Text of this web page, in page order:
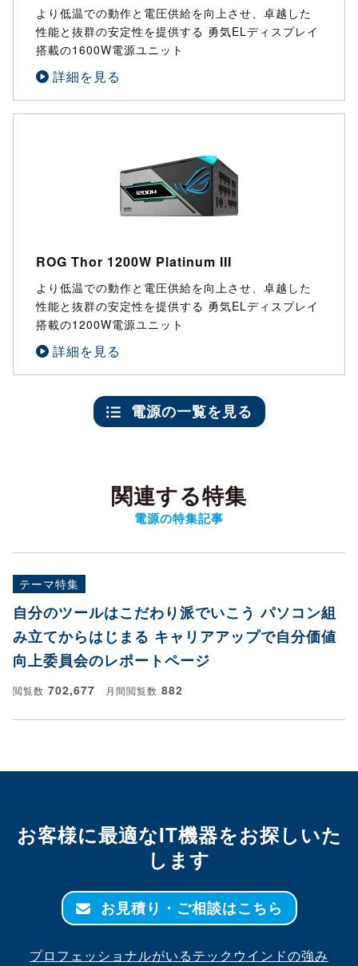
より低温での動作と電圧供給を向上させ、卓越した
性能と抜群の安定性を提供する 勇気ELディスプレイ
搭載の1600W電源ユニット
詳細を見る
ROG Thor 1200W Platinum III
より低温での動作と電圧供給を向上させ、卓越した
性能と抜群の安定性を提供する 勇気ELディスプレイ
搭載の1200W電源ユニット
詳細を見る
電源の一覧を見る
関連する特集
電源の特集記事
テーマ特集
自分のツールはこだわり派でいこう パソコン組
み立てからはじまる キャリアアップで自分価値
向上委員会のレポートページ
閲覧数 702,677 月間閲覧数 882
お客様に最適なIT機器をお探しいた
します
お見積り・ご相談はこちら
プロフェッショナルがいるテックウインドの強み